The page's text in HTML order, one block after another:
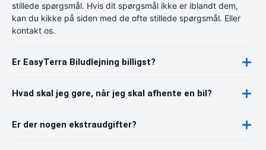
stillede spørgsmål. Hvis dit spørgsmål ikke er iblandt dem,
kan du kikke på siden med de ofte stillede spørgsmål. Eller
kontakt os.
Er EasyTerra Biludlejning billigst?
Hvad skal jeg gøre, når jeg skal afhente en bil?
Er der nogen ekstraudgifter?